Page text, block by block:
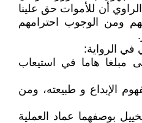
أن للأموات حق علينا
ومن الوجوب احترامهم
مبلغا هاما في استيعاب
الإبداع و طبيعته، ومن
بوصفهما عماد العملية